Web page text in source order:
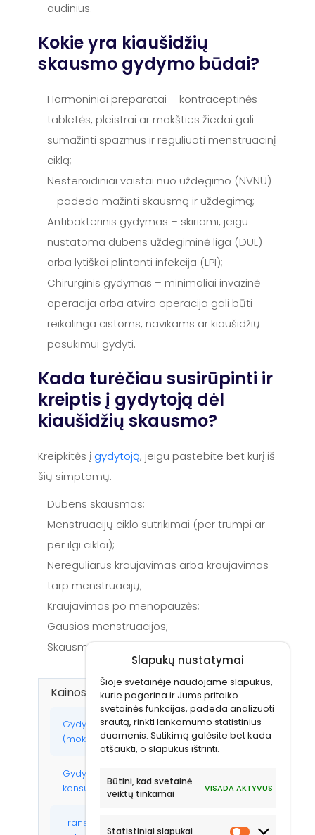
Slapukų nustatymai
Šioje svetainėje naudojame slapukus,
kurie pagerina ir Jums pritaiko
svetainės funkcijas, padeda analizuoti
srautą, rinkti lankomumo statistinius
duomenis. Sutikimą galėsite bet kada
atšaukti, o slapukus ištrinti.
Būtini, kad svetainė
veiktų tinkamai
VISADA AKTYVUS
Statistiniai slapukai
audinius.
Kokie yra kiaušidžių
skausmo gydymo būdai?
Hormoniniai preparatai – kontraceptinės
tabletės, pleistrai ar makšties žiedai gali
sumažinti spazmus ir reguliuoti menstruacinį
ciklą;
Nesteroidiniai vaistai nuo uždegimo (NVNU)
– padeda mažinti skausmą ir uždegimą;
Antibakterinis gydymas – skiriami, jeigu
nustatoma dubens uždegiminė liga (DUL)
arba lytiškai plintanti infekcija (LPI);
Chirurginis gydymas – minimaliai invazinė
operacija arba atvira operacija gali būti
reikalinga cistoms, navikams ar kiaušidžių
pasukimui gydyti.
Kada turėčiau susirūpinti ir
kreiptis į gydytoją dėl
kiaušidžių skausmo?
Kreipkitės į gydytoją, jeigu pastebite bet kurį iš
šių simptomų:
Dubens skausmas;
Menstruacijų ciklo sutrikimai (per trumpi ar
per ilgi ciklai);
Nereguliarus kraujavimas arba kraujavimas
tarp menstruacijų;
Kraujavimas po menopauzės;
Gausios menstruacijos;
Skausmas lytinių santykių metu.
Kainos
Gydytojo akušerio-ginekologo
(mokslų daktaro) konsultacija
105 €
Gydytojo akušerio-ginekologo
konsultacija
Transvaginalinė moters dubens
65 €